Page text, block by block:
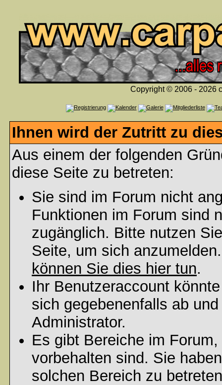
Copyright © 2006 - 2026
Ihnen wird der Zutritt zu
Aus einem der folgenden
diese Seite zu betreten:
Sie sind im Forum nicht
Funktionen im Forum sind
zugänglich. Bitte nutzen
Seite, um sich
können Sie dies hier tun.
Ihr Benutzeraccount
sich gegebenenfalls ab
Administrator.
Es gibt Bereiche im
vorbehalten sind. Sie
solchen Bereich zu